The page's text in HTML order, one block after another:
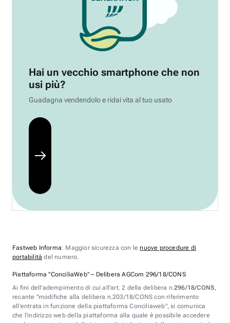
Hai un vecchio smartphone che non
usi più?
Guadagna vendendolo e ridai vita al tuo usato
Fastweb Informa: Maggior sicurezza con lenuove procedure di
portabilità del numero.
Piattaforma "ConciliaWeb" – Delibera AGCom 296/18/CONS
Ai fini dell'adempimento di cui all'art. 2 della delibera n.296/18/CONS,
recante "modifiche alla delibera n.203/18/CONS con riferimento
all'entrata in funzione della piattaforma Conciliaweb", si comunica
che l'indirizzo web della piattaforma alla quale è possibile accedere